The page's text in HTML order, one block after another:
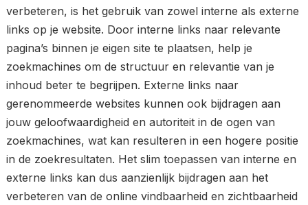
verbeteren, is het gebruik van zowel interne als externe
links op je website. Door interne links naar relevante
pagina’s binnen je eigen site te plaatsen, help je
zoekmachines om de structuur en relevantie van je
inhoud beter te begrijpen. Externe links naar
gerenommeerde websites kunnen ook bijdragen aan
jouw geloofwaardigheid en autoriteit in de ogen van
zoekmachines, wat kan resulteren in een hogere positie
in de zoekresultaten. Het slim toepassen van interne en
externe links kan dus aanzienlijk bijdragen aan het
verbeteren van de online vindbaarheid en zichtbaarheid